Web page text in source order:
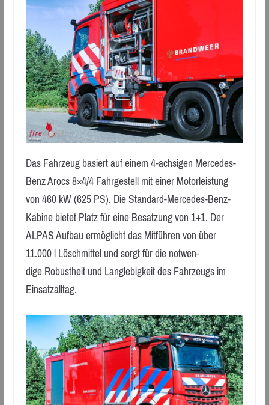
Das Fahrzeug basiert auf einem 4-achsigen Mercedes-
Benz Arocs 8×4/4 Fahrgestell mit einer Motorleistung
von 460 kW (625 PS). Die Standard-Mercedes-Benz-
Kabine bietet Platz für eine Besatzung von 1+1. Der
ALPAS Aufbau ermöglicht das Mitführen von über
11.000 l Löschmittel und sorgt für die notwen-
dige Robustheit und Langlebigkeit des Fahrzeugs im
Einsatzalltag.